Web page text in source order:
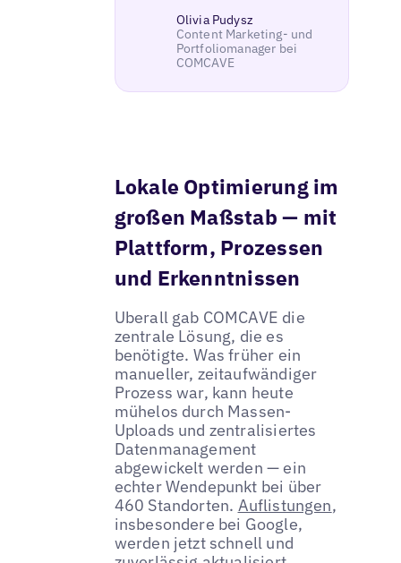
Olivia Pudysz
Content Marketing- und
Portfoliomanager bei
COMCAVE
Lokale Optimierung im
großen Maßstab — mit
Plattform, Prozessen
und Erkenntnissen
Uberall gab COMCAVE die
zentrale Lösung, die es
benötigte. Was früher ein
manueller, zeitaufwändiger
Prozess war, kann heute
mühelos durch Massen-
Uploads und zentralisiertes
Datenmanagement
abgewickelt werden — ein
echter Wendepunkt bei über
460 Standorten. Auflistungen,
insbesondere bei Google,
werden jetzt schnell und